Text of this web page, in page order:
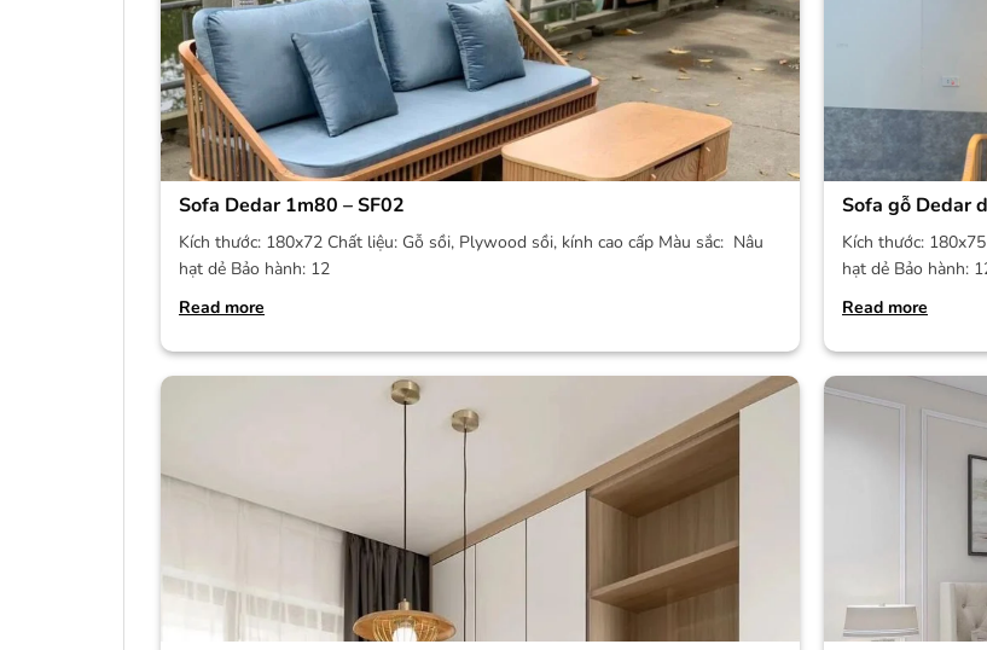
Sofa Dedar 1m80 – SF02
Kích thước: 180x72 Chất liệu: Gỗ sồi, Plywood sồi, kính cao cấp Màu sắc: Nâu
hạt dẻ Bảo hành: 12
Read more
Sofa gỗ Dedar
Kích thước:
hạt dẻ Bảo hành:
Read more